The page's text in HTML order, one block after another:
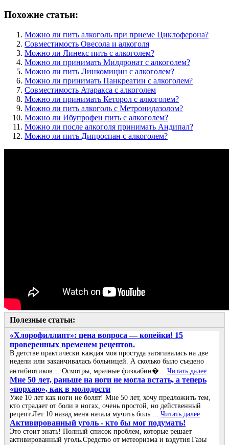
Похожие статьи:
Можно ли пить алкоголь при приеме Циклоферона?
Совместимость Овесола и алкоголя
Можно ли Линекс пить с алкоголем?
Можно ли принимать Милдронат с алкоголем?
Можно ли пить Линкомицин с алкоголем?
Можно ли принимать Панкреатин с алкоголем?
Совместимость Атаракса с алкоголем
Можно ли принимать Кеторол с алкоголем?
Можно ли пить алкоголь с Метронидазолом?
Можно ли Ибупрофен пить с алкоголем?
Можно ли после алкоголя принимать Андипал?
Можно ли пить Дипроспан с алкоголем?
Полезные статьи:
«Хлорофиллипт»: цена вопроса — копейки! 15
проверенных временем рецептов.
В детстве практически каждая моя простуда затягивалась на две
недели или заканчивалась больницей. А сколько было съедено
антибиотиков… Осмотры, мрачные физкабин�... Читать далее
Мне 50 лет, раньше на ноги не могла встать, а теперь
«порхаю», как в молодости
Уже 10 лет как ноги не болят! Мне 50 лет, хочу предложить тем,
кто страдает от боли в ногах, очень простой, но действенный
рецепт.Лет 10 назад меня начала мучить боль ... Читать далее
Активированный уголь - кто бы мог подумать!
Это стоит знать! Полный список проблем, которые решает
активированный уголь.Средство от метеоризма и вздутия Газы